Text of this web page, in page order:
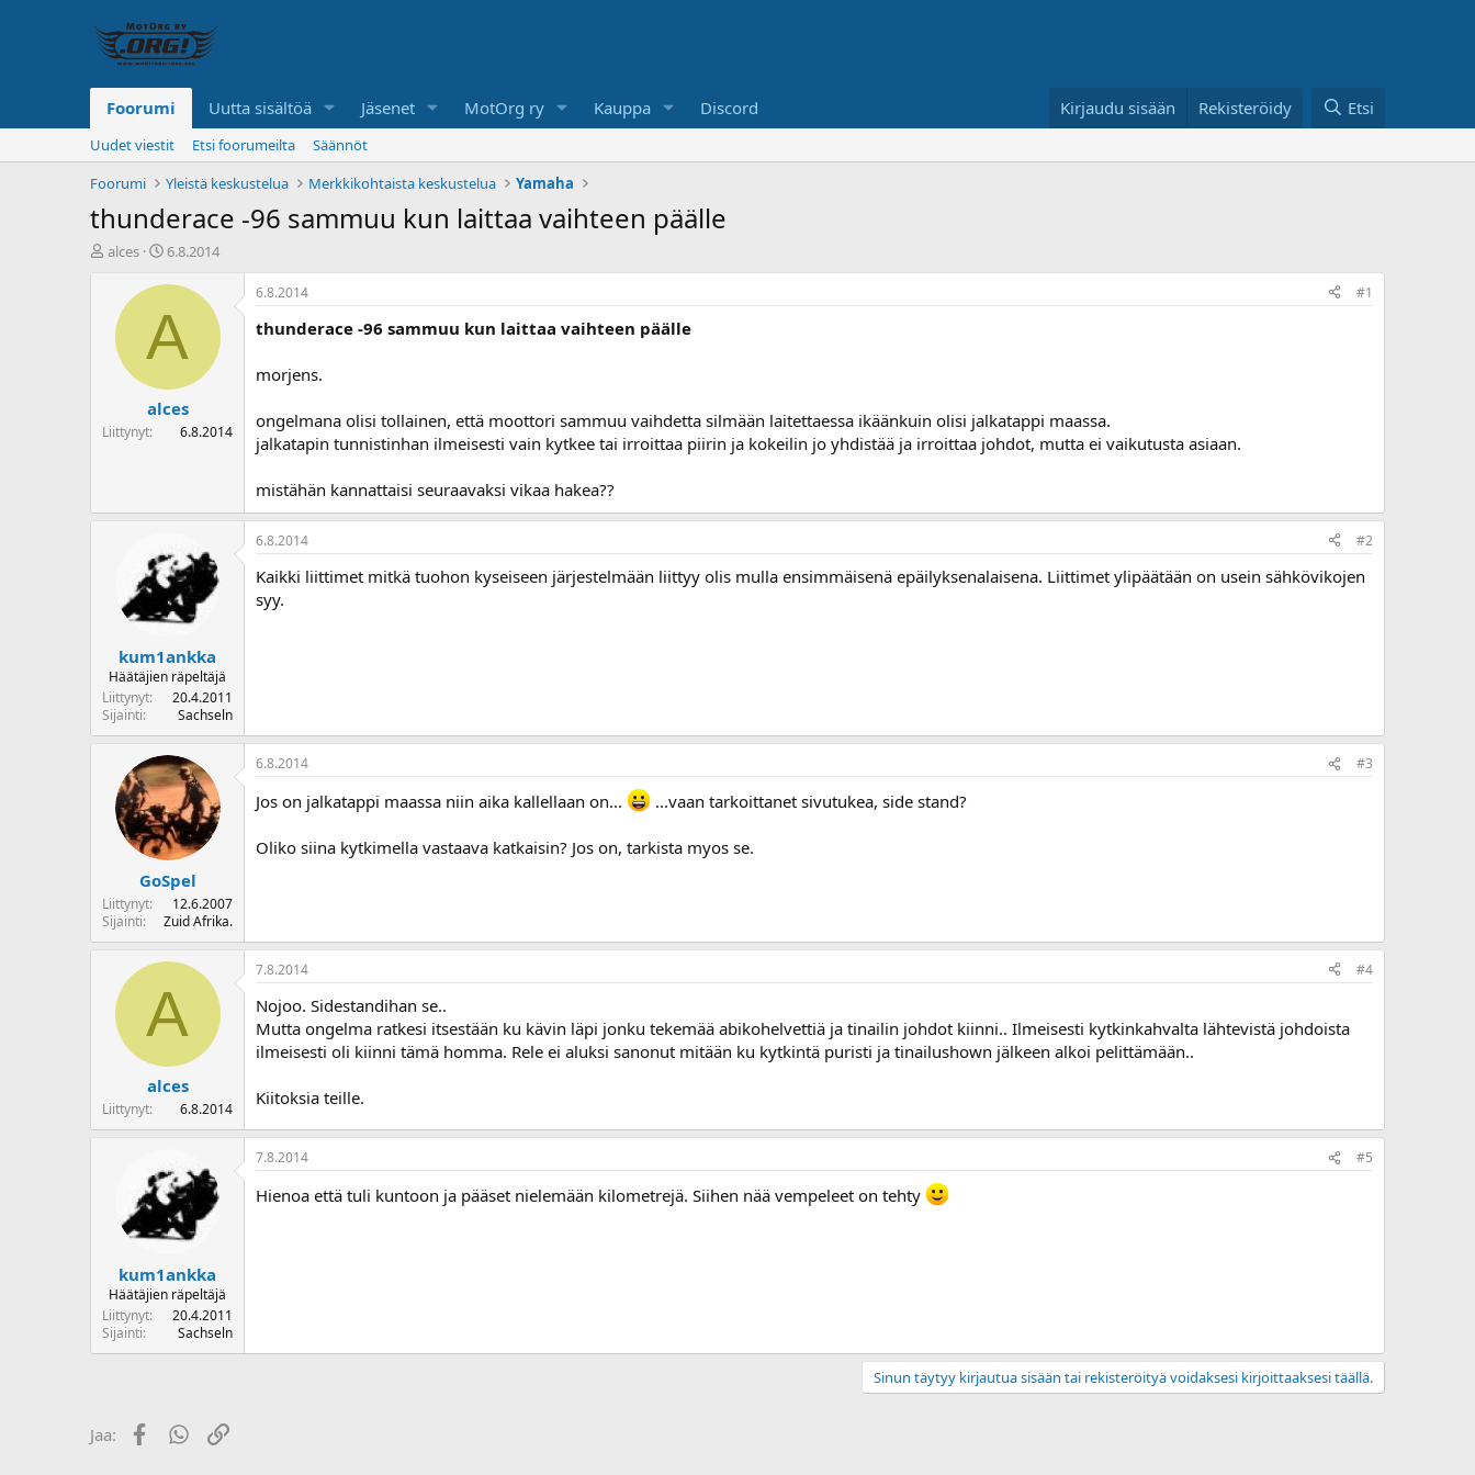
Foorumi Uutta sisältöä Jäsenet MotOrg ry Kauppa Discord Kirjaudu sisään Rekisteröidy Etsi
Uudet viestit Etsi foorumeilta
Säännöt
Foorumi
Yleistä keskustelua Merkkikohtaista keskustelua Yamaha
thunderace -96 sammuu kun laittaa vaihteen päälle
K
u
alces
A
o
t
u
p
ä
6.8.2014
A
alces
Liittynyt 6.8.2014
6.8.2014 #1
thunderace -96 sammuu kun laittaa vaihteen päälle
morjens.
ongelmana olisi tollainen, että moottori sammuu vaihdetta silmään laitettaessa ikäänkuin olisi jalkatappi maassa.
jalkatapin tunnistinhan ilmeisesti vain kytkee tai irroittaa piirin ja kokeilin jo yhdistää ja irroittaa johdot, mutta ei vaikutusta asiaan.
mistähän kannattaisi seuraavaksi vikaa hakea??
kum1ankka
Häätäjien räpeltäjä
Liittynyt
20.4.2011
Sijainti
Sachseln
6.8.2014 #2
Kaikki liittimet mitkä tuohon kyseiseen järjestelmään liittyy olis mulla ensimmäisenä epäilyksenalaisena. Liittimet ylipäätään on usein sähkövikojen
syy.
GoSpel
Liittynyt
12.6.2007
Sijainti
Zuid Afrika.
6.8.2014 #3
Jos on jalkatappi maassa niin aika kallellaan on... ...vaan tarkoittanet sivutukea, side stand?
Oliko siina kytkimella vastaava katkaisin? Jos on, tarkista myos se.
A
alces
Liittynyt 6.8.2014
7.8.2014 #4
Nojoo. Sidestandihan se..
Mutta ongelma ratkesi itsestään ku kävin läpi jonku tekemää abikohelvettiä ja tinailin johdot kiinni.. Ilmeisesti kytkinkahvalta lähtevistä johdoista
ilmeisesti oli kiinni tämä homma. Rele ei aluksi sanonut mitään ku kytkintä puristi ja tinailushown jälkeen alkoi pelittämään..
Kiitoksia teille.
kum1ankka
Häätäjien räpeltäjä
Liittynyt
20.4.2011
Sijainti
Sachseln
7.8.2014 #5
Hienoa että tuli kuntoon ja pääset nielemään kilometrejä. Siihen nää vempeleet on tehty
Sinun täytyy kirjautua sisään tai rekisteröityä voidaksesi kirjoittaaksesi täällä.
Jaa: FacebookWhatsApp
Linkki